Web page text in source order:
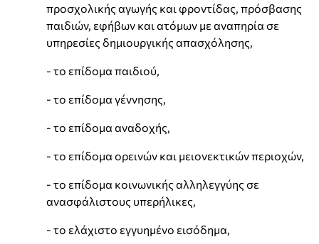
προσχολικής αγωγής και φροντίδας, πρόσβασης
παιδιών, εφήβων και ατόμων με αναπηρία σε
υπηρεσίες δημιουργικής απασχόλησης,
- το επίδομα παιδιού,
- το επίδομα γέννησης,
- το επίδομα αναδοχής,
- το επίδομα ορεινών και μειονεκτικών περιοχών,
- το επίδομα κοινωνικής αλληλεγγύης σε
ανασφάλιστους υπερήλικες,
- το ελάχιστο εγγυημένο εισόδημα,